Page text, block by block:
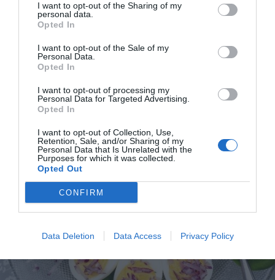
I want to opt-out of the Sharing of my
personal data.
Opted In
I want to opt-out of the Sale of my
Personal Data.
Opted In
I want to opt-out of processing my
Personal Data for Targeted Advertising.
Opted In
I want to opt-out of Collection, Use,
Retention, Sale, and/or Sharing of my
Personal Data that Is Unrelated with the
Purposes for which it was collected.
Opted Out
CONFIRM
Data Deletion Data Access Privacy Policy
Koktider för ägg
löskokta, medelkokta och hårdkokta ägg samt tips
hur du...
RECEPT